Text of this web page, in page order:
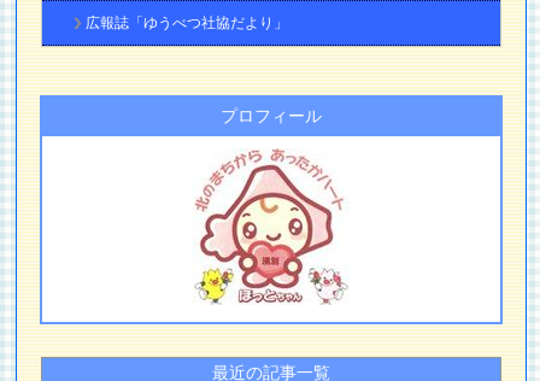
広報誌「ゆうべつ社協だより」
プロフィール
最近の記事一覧